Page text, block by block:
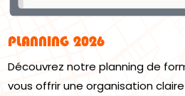
PLANNING 2026
Découvrez notre planning de
vous offrir une organisation